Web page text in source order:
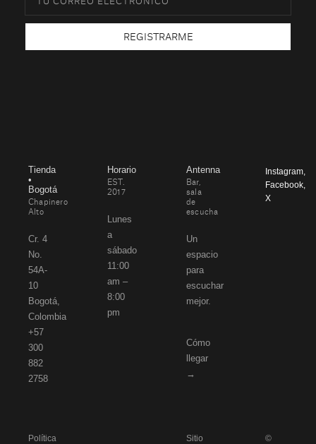
REGISTRARME
Tienda
•
Bogotá
Chapinero
Alto
Cr. 4
No.
54A-
10
Bogotá,
Colombia
+57
300
882
2758
Horario
EST.
2017
Lunes
a
sábado
11:00
am –
8:00
pm
Antenna
Bar,
sala
de
escucha
Un
espacio
para
escuchar
mejor.
Cómo
llegar
→
Instagram,
Facebook,
X
Política Sitio ©